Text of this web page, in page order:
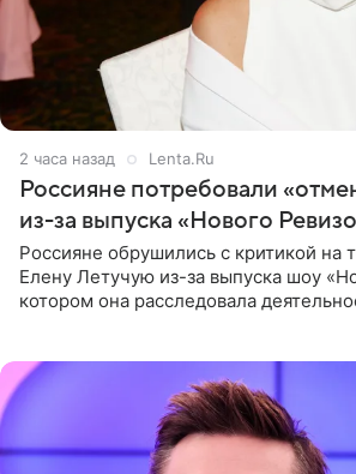
2 часа назад Lenta.Ru
Россияне потребовали
из-за выпуска «Нового
Россияне обрушились с критикой на
Елену Летучую из-за выпуска шоу
котором она расследовала